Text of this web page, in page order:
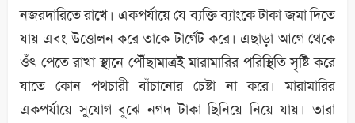
নজরদারিতে রাখে। একপর্যায়ে যে ব্যক্তি ব্যাংকে টাকা জমা দিতে
যায় এবং উত্তোলন করে তাকে টার্গেট করে। এছাড়া আগে থেকে
ওঁৎ পেতে রাখা স্থানে পৌঁছামাত্রই মারামারির পরিস্থিতি সৃষ্টি করে
যাতে কোন পথচারী বাঁচানোর চেষ্টা না করে। মারামারির
একপর্যায়ে সুযোগ বুঝে নগদ টাকা ছিনিয়ে নিয়ে যায়। তারা